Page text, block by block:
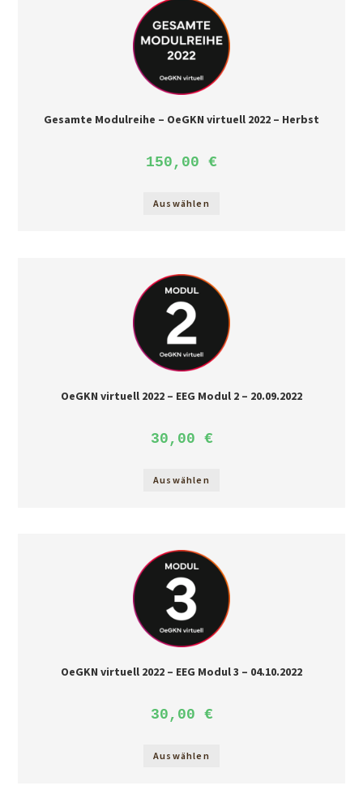
Gesamte Modulreihe – OeGKN virtuell 2022 – Herbst
150,00 €
Auswählen
OeGKN virtuell 2022 – EEG Modul 2 – 20.09.2022
30,00 €
Auswählen
OeGKN virtuell 2022 – EEG Modul 3 – 04.10.2022
30,00 €
Auswählen